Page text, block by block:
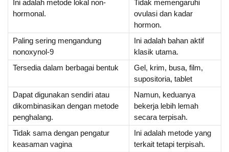
Ini adalah metode lokal non-
hormonal.
Tidak memengaruhi
ovulasi dan kadar
hormon.
Paling sering mengandung
nonoxynol-9
Ini adalah bahan aktif
klasik utama.
Tersedia dalam berbagai bentuk
Gel, krim, busa, film,
supositoria, tablet
Dapat digunakan sendiri atau
dikombinasikan dengan metode
penghalang.
Namun, keduanya
bekerja lebih lemah
secara terpisah.
Tidak sama dengan pengatur
keasaman vagina
Ini adalah metode yang
terkait tetapi terpisah.